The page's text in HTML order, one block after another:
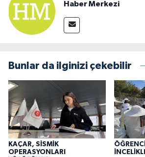
Haber Merkezi
Bunlar da ilginizi çekebilir
KAÇAR, SİSMİK
OPERASYONLARI